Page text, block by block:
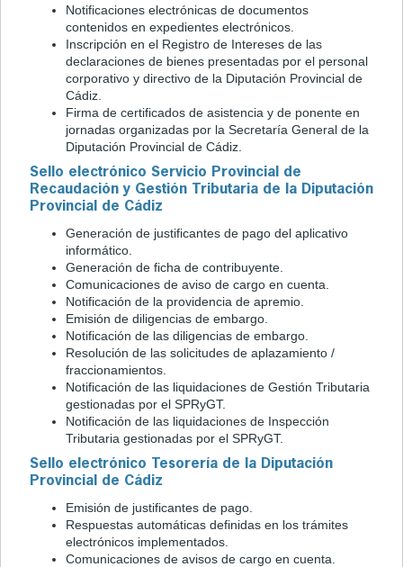
Notificaciones electrónicas de documentos
contenidos en expedientes electrónicos.
Inscripción en el Registro de Intereses de las
declaraciones de bienes presentadas por el personal
corporativo y directivo de la Diputación Provincial de
Cádiz.
Firma de certificados de asistencia y de ponente en
jornadas organizadas por la Secretaría General de la
Diputación Provincial de Cádiz.
Sello electrónico Servicio Provincial de
Recaudación y Gestión Tributaria de la Diputación
Provincial de Cádiz
Generación de justificantes de pago del aplicativo
informático.
Generación de ficha de contribuyente.
Comunicaciones de aviso de cargo en cuenta.
Notificación de la providencia de apremio.
Emisión de diligencias de embargo.
Notificación de las diligencias de embargo.
Resolución de las solicitudes de aplazamiento /
fraccionamientos.
Notificación de las liquidaciones de Gestión Tributaria
gestionadas por el SPRyGT.
Notificación de las liquidaciones de Inspección
Tributaria gestionadas por el SPRyGT.
Sello electrónico Tesorería de la Diputación
Provincial de Cádiz
Emisión de justificantes de pago.
Respuestas automáticas definidas en los trámites
electrónicos implementados.
Comunicaciones de avisos de cargo en cuenta.